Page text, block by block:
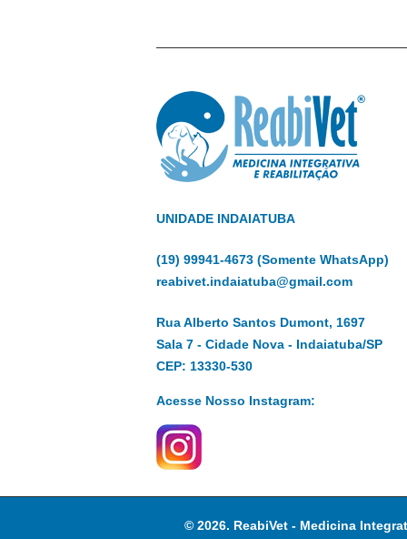
UNIDADE INDAIATUBA
(19) 99941-4673 (Somente WhatsApp)
reabivet.indaiatuba@gmail.com
Rua Alberto Santos Dumont, 1697
Sala 7 - Cidade Nova - Indaiatuba/SP
CEP: 13330-530
Acesse Nosso Instagram:
© 2026. ReabiVet - Medicina